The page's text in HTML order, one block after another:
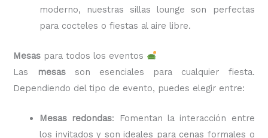
moderno, nuestras sillas lounge son perfectas
para cocteles o fiestas al aire libre.
Mesas para todos los eventos
Las
mesasson esenciales para cualquier fiesta.
Dependiendo del tipo de evento, puedes elegir entre:
Mesas redondas: Fomentan la interacción entre
los invitados y son ideales para cenas formales o